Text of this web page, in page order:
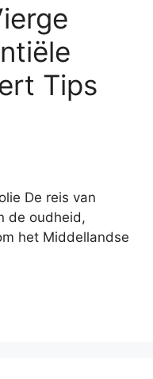
Tips
De reis van
de oudheid,
het Middellandse